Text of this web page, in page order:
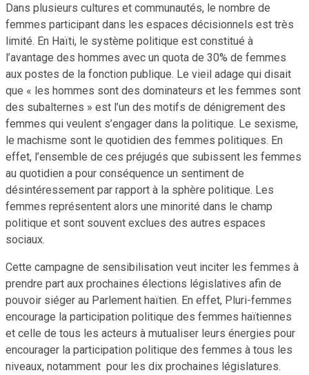
Dans plusieurs cultures et communautés, le nombre de
femmes participant dans les espaces décisionnels est très
limité. En Haïti, le système politique est constitué à
l’avantage des hommes avec un quota de 30% de femmes
aux postes de la fonction publique. Le vieil adage qui disait
que « les hommes sont des dominateurs et les femmes sont
des subalternes » est l’un des motifs de dénigrement des
femmes qui veulent s’engager dans la politique. Le sexisme,
le machisme sont le quotidien des femmes politiques. En
effet, l’ensemble de ces préjugés que subissent les femmes
au quotidien a pour conséquence un sentiment de
désintéressement par rapport à la sphère politique. Les
femmes représentent alors une minorité dans le champ
politique et sont souvent exclues des autres espaces
sociaux.
Cette campagne de sensibilisation veut inciter les femmes à
prendre part aux prochaines élections législatives afin de
pouvoir siéger au Parlement haïtien. En effet, Pluri-femmes
encourage la participation politique des femmes haïtiennes
et celle de tous les acteurs à mutualiser leurs énergies pour
encourager la participation politique des femmes à tous les
niveaux, notamment pour les dix prochaines législatures.